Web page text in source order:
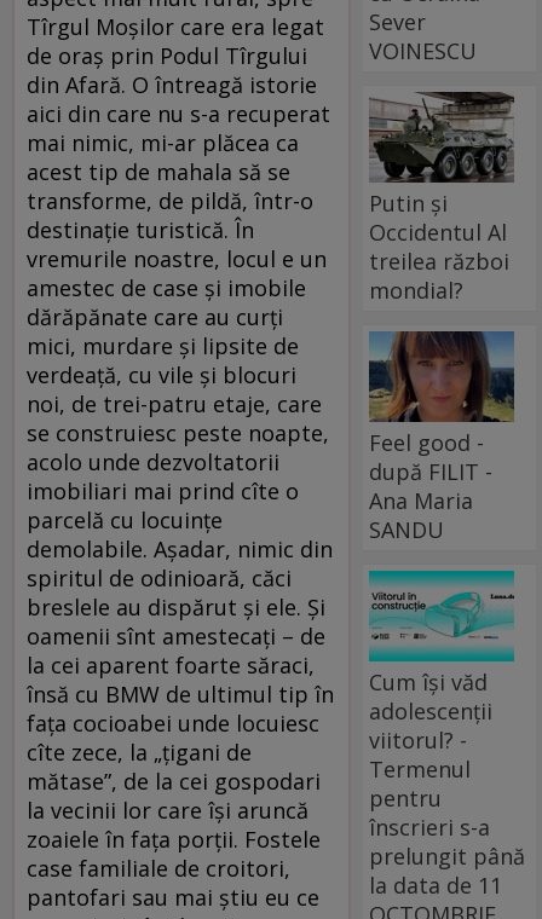
Tîrgul Moșilor care era legat
de oraș prin Podul Tîrgului
din Afară. O întreagă istorie
aici din care nu s-a recuperat
mai nimic, mi-ar plăcea ca
acest tip de mahala să se
transforme, de pildă, într-o
destinație turistică. În
vremurile noastre, locul e un
amestec de case și imobile
dărăpănate care au curți
mici, murdare și lipsite de
verdeață, cu vile și blocuri
noi, de trei-patru etaje, care
se construiesc peste noapte,
acolo unde dezvoltatorii
imobiliari mai prind cîte o
parcelă cu locuințe
demolabile. Așadar, nimic din
spiritul de odinioară, căci
breslele au dispărut și ele. Și
oamenii sînt amestecați – de
la cei aparent foarte săraci,
însă cu BMW de ultimul tip în
fața cocioabei unde locuiesc
cîte zece, la „țigani de
mătase”, de la cei gospodari
la vecinii lor care își aruncă
zoaiele în fața porții. Fostele
case familiale de croitori,
pantofari sau mai știu eu ce
Sever
VOINESCU
Putin și
Occidentul Al
treilea război
mondial?
Feel good -
după FILIT -
Ana Maria
SANDU
Cum își văd
adolescenții
viitorul? -
Termenul
pentru
înscrieri s-a
prelungit până
la data de 11